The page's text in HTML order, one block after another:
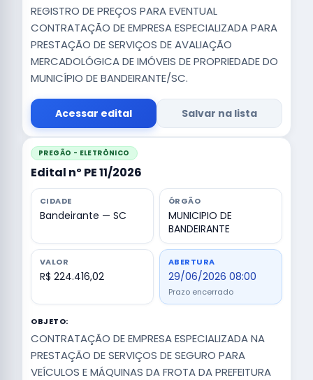
REGISTRO DE PREÇOS PARA EVENTUAL
CONTRATAÇÃO DE EMPRESA ESPECIALIZADA PARA
PRESTAÇÃO DE SERVIÇOS DE AVALIAÇÃO
MERCADOLÓGICA DE IMÓVEIS DE PROPRIEDADE DO
MUNICÍPIO DE BANDEIRANTE/SC.
Acessar edital Salvar na lista
PREGÃO - ELETRÔNICO
Edital nº PE 11/2026
CIDADE
Bandeirante — SC
ÓRGÃO
MUNICIPIO DE
BANDEIRANTE
VALOR
R$ 224.416,02
ABERTURA
29/06/2026 08:00
Prazo encerrado
OBJETO:
CONTRATAÇÃO DE EMPRESA ESPECIALIZADA NA
PRESTAÇÃO DE SERVIÇOS DE SEGURO PARA
VEÍCULOS E MÁQUINAS DA FROTA DA PREFEITURA